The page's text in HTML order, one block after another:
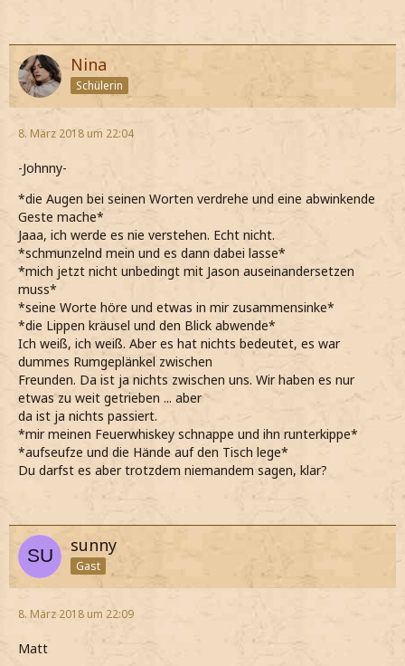
Nina
Schülerin
8. März 2018 um 22:04
-Johnny-
*die Augen bei seinen Worten verdrehe und eine abwinkende
Geste mache*
Jaaa, ich werde es nie verstehen. Echt nicht.
*schmunzelnd mein und es dann dabei lasse*
*mich jetzt nicht unbedingt mit Jason auseinandersetzen
muss*
*seine Worte höre und etwas in mir zusammensinke*
*die Lippen kräusel und den Blick abwende*
Ich weiß, ich weiß. Aber es hat nichts bedeutet, es war
dummes Rumgeplänkel zwischen
Freunden. Da ist ja nichts zwischen uns. Wir haben es nur
etwas zu weit getrieben ... aber
da ist ja nichts passiert.
*mir meinen Feuerwhiskey schnappe und ihn runterkippe*
*aufseufze und die Hände auf den Tisch lege*
Du darfst es aber trotzdem niemandem sagen, klar?
sunny
Gast
8. März 2018 um 22:09
Matt